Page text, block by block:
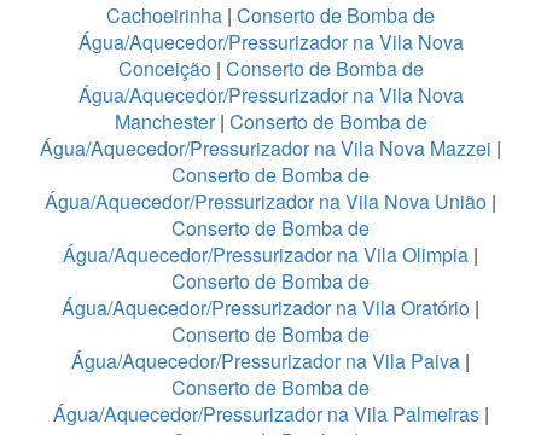
Cachoeirinha | Conserto de Bomba de
Água/Aquecedor/Pressurizador na Vila Nova
Conceição| Conserto de Bomba de
Água/Aquecedor/Pressurizador na Vila Nova
Manchester| Conserto de Bomba de
Água/Aquecedor/Pressurizador na Vila Nova Mazzei |
Conserto de Bomba de
Água/Aquecedor/Pressurizador na Vila Nova União |
Conserto de Bomba de
Água/Aquecedor/Pressurizador na Vila Olimpia |
Conserto de Bomba de
Água/Aquecedor/Pressurizador na Vila Oratório |
Conserto de Bomba de
Água/Aquecedor/Pressurizador na Vila Paiva |
Conserto de Bomba de
Água/Aquecedor/Pressurizador na Vila Palmeiras|